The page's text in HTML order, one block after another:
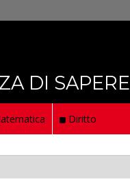
DI SAPERE
Diritto